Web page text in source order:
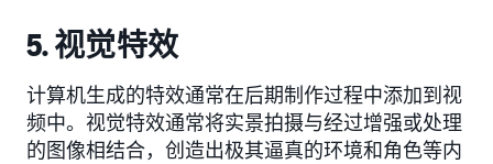
5. 视觉特效
计算机生成的特效通常在后期制作过程中添加到视
频中。视觉特效通常将实景拍摄与经过增强或处理
的图像相结合，创造出极其逼真的环境和角色等内